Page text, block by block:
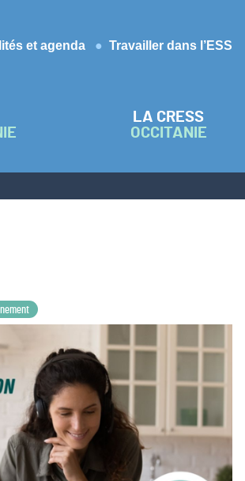
et agenda
Travailler dans l’ESS
LA CRESS
OCCITANIE